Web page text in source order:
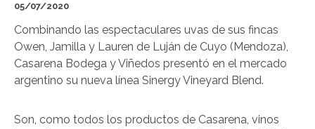
05/07/2020
Combinando las espectaculares uvas de sus fincas
Owen, Jamilla y Lauren de Luján de Cuyo (Mendoza),
Casarena Bodega y Viñedos presentó en el mercado
argentino su nueva línea Sinergy Vineyard Blend.
Son, como todos los productos de Casarena, vinos